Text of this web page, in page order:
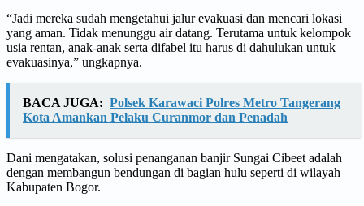
“Jadi mereka sudah mengetahui jalur evakuasi dan mencari lokasi
yang aman. Tidak menunggu air datang. Terutama untuk kelompok
usia rentan, anak-anak serta difabel itu harus di dahulukan untuk
evakuasinya,” ungkapnya.
BACA JUGA: Polsek Karawaci Polres Metro Tangerang
Kota Amankan Pelaku Curanmor dan Penadah
Dani mengatakan, solusi penanganan banjir Sungai Cibeet adalah
dengan membangun bendungan di bagian hulu seperti di wilayah
Kabupaten Bogor.